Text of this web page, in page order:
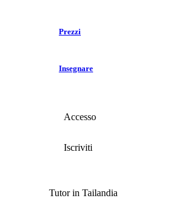
Prezzi
Insegnare
Accesso
Iscriviti
Tutor in Tailandia